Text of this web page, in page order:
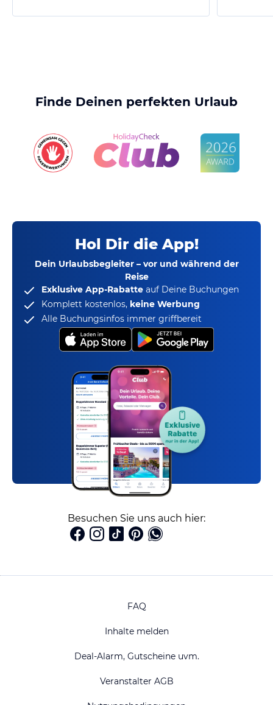
Finde Deinen perfekten Urlaub
Hol Dir die App!
Dein Urlaubsbegleiter – vor und während der
Reise
Exklusive App-Rabatte auf Deine Buchungen
Komplett kostenlos, keine Werbung
Alle Buchungsinfos immer griffbereit
Besuchen Sie uns auch hier:
FAQ
Inhalte melden
Deal-Alarm, Gutscheine uvm.
Veranstalter AGB